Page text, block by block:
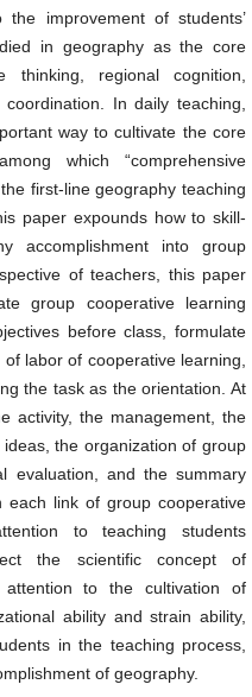
improvement of students’
in geography as the core
thinking, regional cognition,
In daily teaching,
way to cultivate the core
which “comprehensive
first-line geography teaching
paper expounds how to skill-
accomplishment into group
of teachers, this paper
group cooperative learning
before class, formulate
labor of cooperative learning,
the task as the orientation. At
activity, the management, the
the organization of group
evaluation, and the summary
each link of group cooperative
to teaching students
the scientific concept of
attention to the cultivation of
ability and strain ability,
in the teaching process,
of geography.